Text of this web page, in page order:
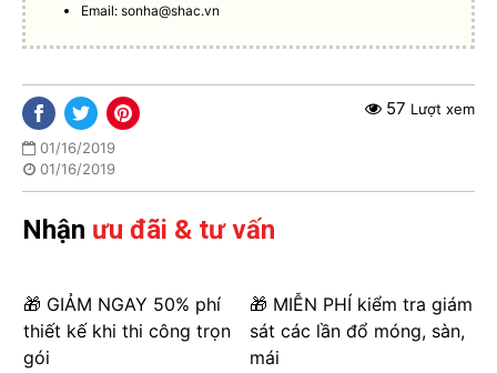
Email:sonha@shac.vn
01/16/2019
01/16/2019
57 Lượt xem
Nhận ưu đãi & tư vấn
🎁 GIẢM NGAY 50% phí
thiết kế khi thi công trọn
gói
🎁 MIỄN PHÍ kiểm tra giám
sát các lần đổ móng, sàn,
mái